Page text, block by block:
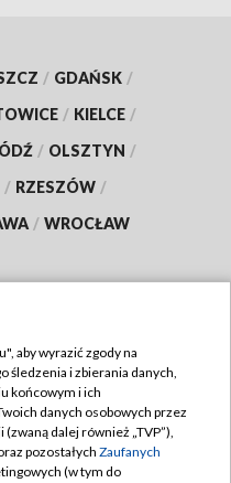
/ GDAŃSK /
/ KIELCE /
/ OLSZTYN /
/ RZESZÓW /
/ WROCŁAW
TVP
aby wyrazić zgody na
śledzenia i zbierania danych,
końcowym i ich
danych osobowych przez
dalej również „TVP”),
pozostałych Zaufanych
(w tym do